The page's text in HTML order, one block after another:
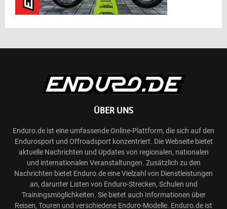
ÜBER UNS
Enduro.de ist eine umfassende Online-Plattform, die sich auf den
Endurosport und Offroadsport konzentriert. Die Webseite bietet
aktuelle Nachrichten und Updates von regionalen, nationalen
und internationalen Veranstaltungen. Zusätzlich zu den
Nachrichten bietet Enduro.de eine Vielzahl von Dienstleistungen
an, darunter Listen von Enduro-Strecken, Schulen und
Trainingsmöglichkeiten. Sie bietet auch Informationen über
Reisen, Touren und verschiedene Enduro-Modelle. Enduro.de ist